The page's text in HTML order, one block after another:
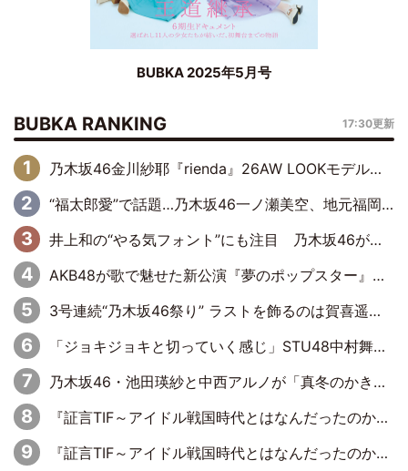
BUBKA 2025年5月号
BUBKA RANKING 17:30更新
乃木坂46金川紗耶『rienda』26AW LOOKモデルに就任
“福太郎愛”で話題…乃木坂46一ノ瀬美空、地元福岡『めんべい25周年トップサポーター』に就任
井上和の“やる気フォント”にも注目 乃木坂46が挑んだ書道パフォーマンスの舞台裏
AKB48が歌で魅せた新公演『夢のポップスター』 初日から全身全霊のステージ
3号連続“乃木坂46祭り” ラストを飾るのは賀喜遥香…5年ぶりの登場に「5年分大人になった私を見ていただけたら」
「ジョキジョキと切っていく感じ」STU48中村舞、新しい挑戦は自らの手で
乃木坂46・池田瑛紗と中西アルノが「真冬のかき氷」騒動で火花散らす！ 因縁の裏にあるのは、逆境をともに“凌”ぐ似た者同士の絆
『証言TIF～アイドル戦国時代とはなんだったのか～』第11回：私立恵比寿中学・真山りか×安本彩花「TIFで10年ぶりのキョンシーメイクをしたら、場を完全に引かせてしまって。時代が変わったんだなって」
『証言TIF～アイドル戦国時代とはなんだったのか～』第6回：でんぱ組.inc・古川未鈴×相沢梨紗「『ハロプロやりたかったな』って言ったら、夢眠ねむさんに『てめえはでんぱ組．incなんだよ！』って肩パンされて(笑)」